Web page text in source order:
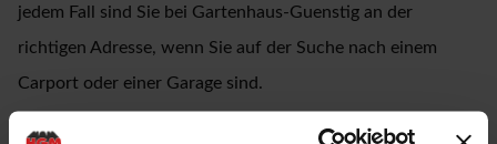
jedem Fall sind Sie bei Gartenhaus-Guenstig an der
richtigen Adresse, wenn Sie auf der Suche nach einem
Carport oder einer Garage sind.